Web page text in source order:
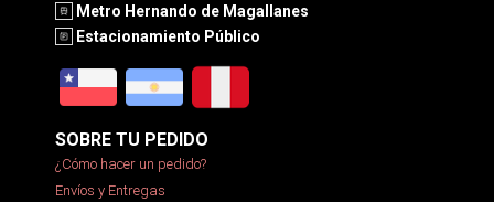
Metro Hernando de Magallanes
Estacionamiento Público
SOBRE TU PEDIDO
¿Cómo hacer un pedido?
Envíos y Entregas